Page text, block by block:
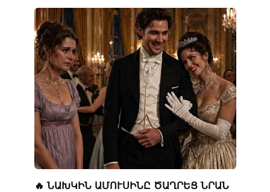
🔥 ՆԱԽԿԻՆ ԱՄՈՒՍԻՆԸ ԾԱՂՐԵՑ ՆՐԱՆ